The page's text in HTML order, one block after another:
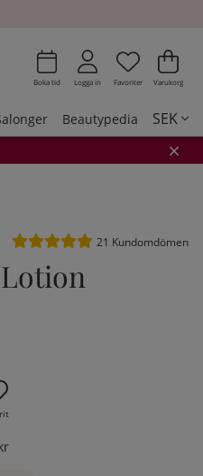
Boka tid Logga in Antal i
.
Favoriter .
Varukorg
Beautypedia SEK
Medelbetyg 5 av 5 Antal
21 Kundomdömen